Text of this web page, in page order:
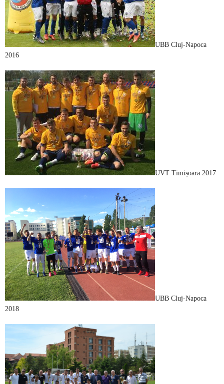
UBB Cluj-Napoca
2016
UVT Timișoara 2017
UBB Cluj-Napoca
2018